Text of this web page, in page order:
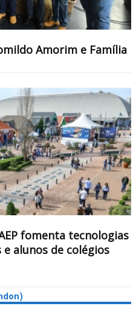
Amorim e Família
fomenta tecnologias
alunos de colégios